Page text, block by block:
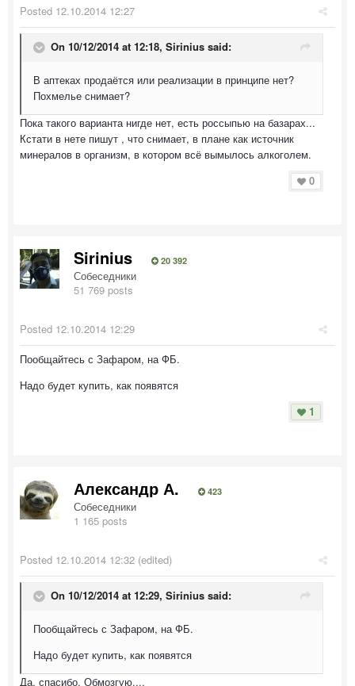
Posted 12.10.2014 12:27
On 10/12/2014 at 12:18, Sirinius said:
В аптеках продаётся или реализации в принципе нет?
Похмелье снимает?
Пока такого варианта нигде нет, есть россыпью на базарах...
Кстати в нете пишут , что снимает, в плане как источник
минералов в организм, в котором всё вымылось алкоголем.
0
Sirinius 20 392
Собеседники
51 769 posts
Posted 12.10.2014 12:29
Пообщайтесь с Зафаром, на ФБ.
Надо будет купить, как появятся
1
Александр А. 423
Собеседники
1 165 posts
Posted 12.10.2014 12:32 (edited)
On 10/12/2014 at 12:29, Sirinius said:
Пообщайтесь с Зафаром, на ФБ.
Надо будет купить, как появятся
Да, спасибо. Обмозгую....